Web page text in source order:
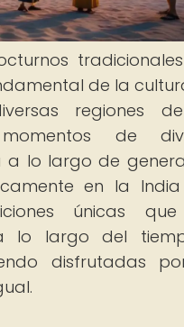
de la
regiones
de
lo largo de
en la
únicas
lo largo del
disfrutadas